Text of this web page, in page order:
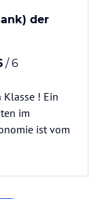
der
/ 6
Klasse ! Ein
im
ist vom